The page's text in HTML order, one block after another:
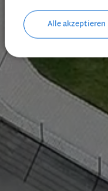
Alle akzeptieren